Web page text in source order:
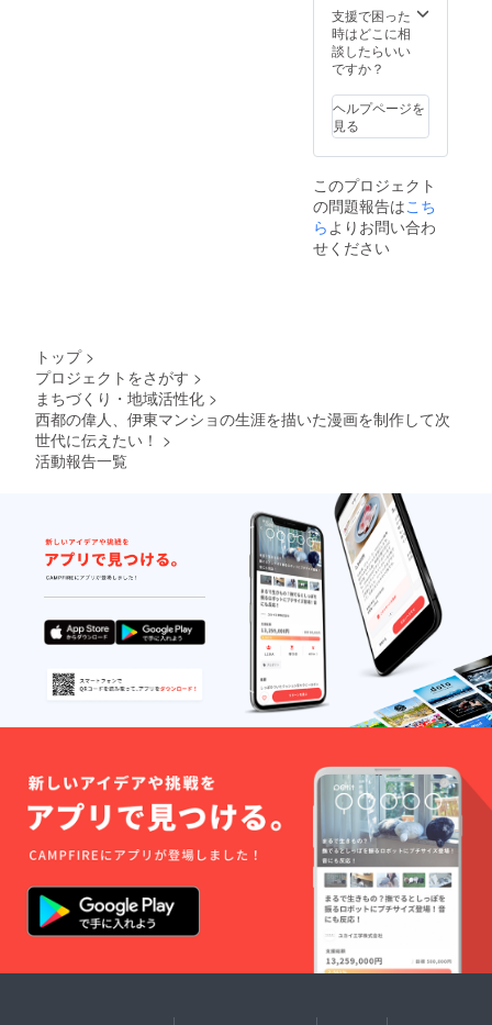
遣欧少年使節に選ばれた後
も、長い船旅、過酷な海上
生活。 風が吹かず、なかな
か進まない日もあったで
耐える夏の暑さ…エアコン
などありません。 喉の乾き
や空腹もあったでしょう。
それらに耐え、着いた先の
海外生活。 今みたいにバス
や飛行機で楽に移動ができ
たわけではありません。 し
かし、彼らが見たものは、
い文化と歴史、圧倒される
ような芸術的な建物…。 全
てが輝いてみえたことで
しょう。 彼らは早く日本に
それらを伝えたかったと思
旅を続け、2年半という長き
できま
す。 ※
基本は
支援し
だいた
方には
お名前
の記載
ていた
だきま
すが、
個人情
り載せ
て欲し
くない
方はご
ださ
い。
くない
方はご
連絡く
ださ
支援で困った
時はどこに相
談したらいい
ですか？
ヘルプページを
見る
このプロジェクト
の問題報告はこち
ら よりお問い合わ
せください
トップ >
プロジェクトをさがす >
まちづくり・地域活性化 >
西都の偉人、伊東マンショの生涯を描いた漫画を制作して次
世代に伝えたい！ >
活動報告一覧